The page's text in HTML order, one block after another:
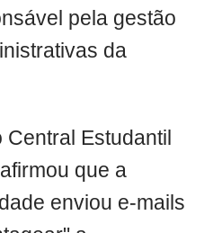
pela gestão
da
Estudantil
que a
enviou e-mails